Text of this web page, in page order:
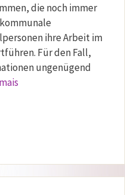
die noch immer
ihre Arbeit im
Für den Fall,
ungenügend